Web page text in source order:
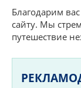
Благодарим
сайту. Мы
путешествие